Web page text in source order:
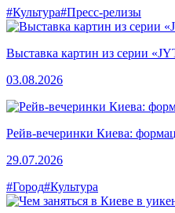
#Культура#Пресс-релизы
Выставка картин из серии
03.08.2026
Рейв-вечеринки Киева:
29.07.2026
#Город#Культура